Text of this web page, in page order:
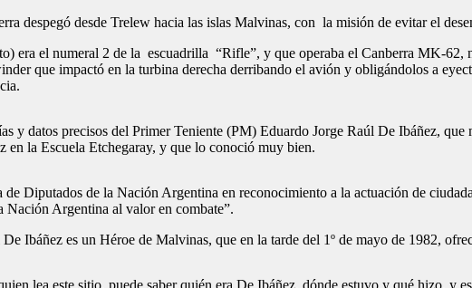
despegó desde Trelew hacia las islas Malvinas, con la misión de evitar el
era el numeral 2 de la escuadrilla “Rifle”, y que operaba el Canberra MK-
que impactó en la turbina derecha derribando el avión y obligándolos a
y datos precisos del Primer Teniente (PM) Eduardo Jorge Raúl De Ibáñez,
la Escuela Etchegaray, y que lo conoció muy bien.
Diputados de la Nación Argentina en reconocimiento a la actuación de
Nación Argentina al valor en combate”.
Ibáñez es un Héroe de Malvinas, que en la tarde del 1º de mayo de 1982,
lea este sitio, puede saber quién era De Ibáñez, dónde estuvo y qué hizo,